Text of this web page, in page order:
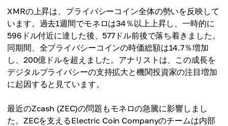
XMRの上昇は、プライバシーコイン全体の勢いを反映して
います。過去1週間でモネロは34％以上上昇し、一時的に
596ドル付近に達した後、577ドル前後で落ち着きました。
同期間、全プライバシーコインの時価総額は14.7％増加
し、200億ドルを超えました。アナリストは、この成長を
デジタルプライバシーの支持拡大と機関投資家の注目増加
に起因すると見ています。
最近のZcash (ZEC)の問題もモネロの急騰に影響しまし
た。ZECを支えるElectric Coin Companyのチームは内部